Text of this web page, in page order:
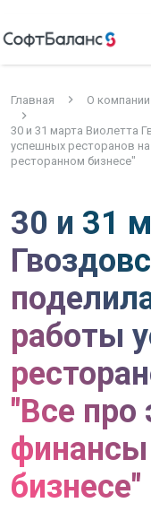
Главная О компании
30 и 31 марта Виолетта
успешных ресторанов
ресторанном бизнесе"
30 и 31
работы
"Все про
финансы
бизнесе"